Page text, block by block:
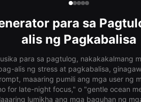
para sa
alis ng Pagkabalisa
para sa pagtulog, nakakakalmang
alis ng stress at pagkabalisa,
maaaring pumili ang mga user ng
for late-night focus," o "gentle ocean
lumikha ang mga baguhan ng